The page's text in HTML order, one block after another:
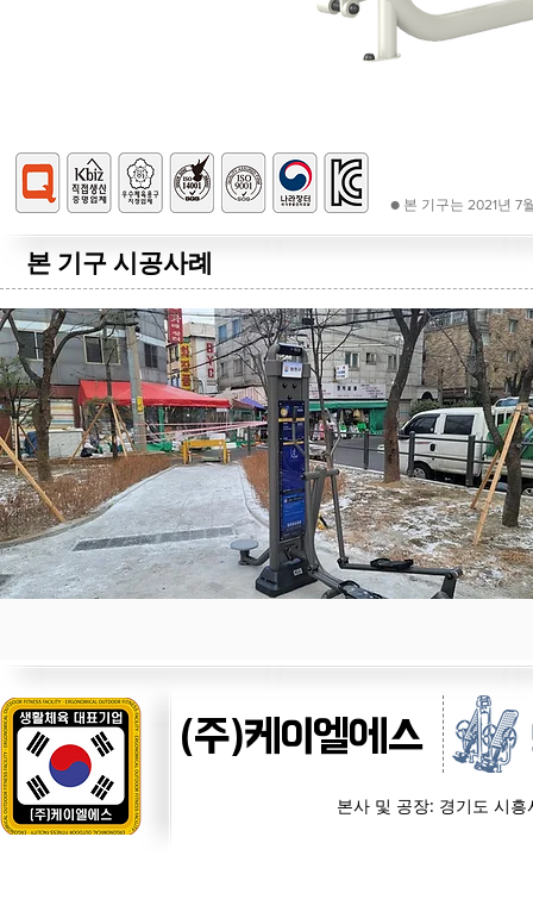
● 본 기구는 2021년 7
본 기구 시공사례
본사 및 공장: 경기도 시
(주)케이엘에스